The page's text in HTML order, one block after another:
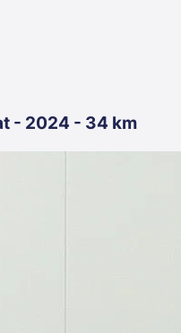
- 2024 - 34 km